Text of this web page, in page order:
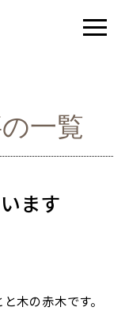
一覧
ます
木の赤木です。